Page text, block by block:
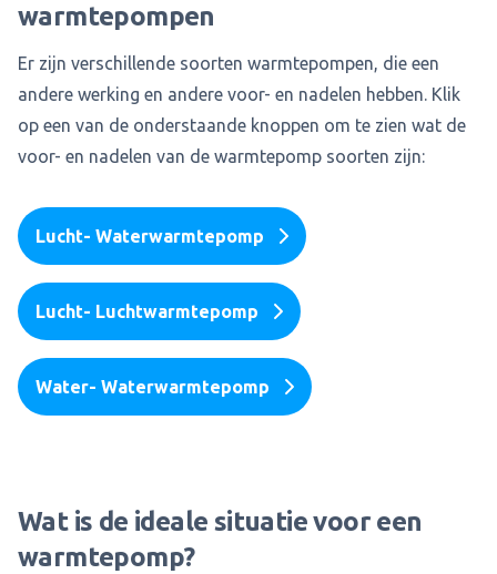
warmtepompen
Er zijn verschillende soorten warmtepompen, die een
andere werking en andere voor- en nadelen hebben. Klik
op een van de onderstaande knoppen om te zien wat de
voor- en nadelen van de warmtepomp soorten zijn:
Lucht- Waterwarmtepomp
Lucht- Luchtwarmtepomp
Water- Waterwarmtepomp
Wat is de ideale situatie voor een
warmtepomp?